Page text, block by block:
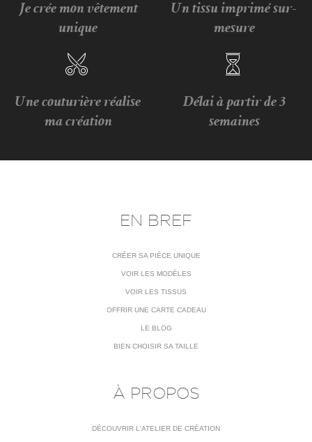
Je crée mon vêtement
unique
Un tissu imprimé sur-
mesure
Une couturière réalise
ma création
Délai à partir de 3
semaines
EN BREF
CRÉER SA PIÈCE UNIQUE
VOIR LES MODÈLES
VOIR LES TISSUS
OFFRIR UNE CARTE CADEAU
LE BLOG
BIEN CHOISIR SA TAILLE
À PROPOS
DÉCOUVRIR L'ATELIER DE CRÉATION